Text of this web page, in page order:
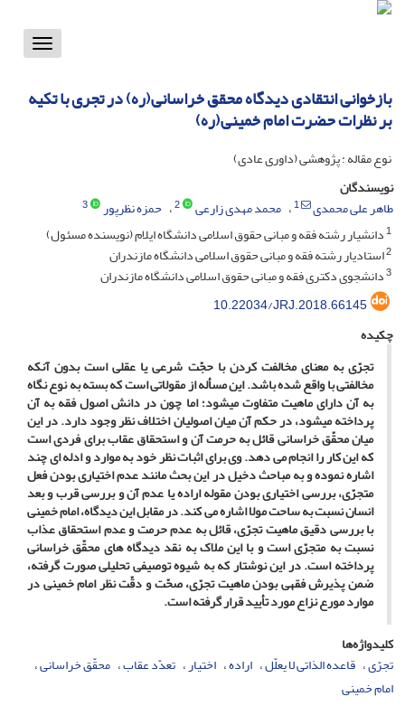
Toggle
بازخوانی انتقادی دیدگاه محقق خراسانی(ره) در تجری با تکیه
بر نظرات حضرت امام خمینی(ره)
نوع مقاله : پژوهشی (داوری عادی)
نویسندگان
طاهر علی محمدی
1 محمد مهدی زارعی 2 حمزه نظرپور
3
1دانشیار رشته فقه و مبانی حقوق اسلامی دانشگاه ایلام (نویسنده مسئول)
2استادیار رشته فقه و مبانی حقوق اسلامی دانشگاه مازندران
3دانشجوی دکتری فقه و مبانی حقوق اسلامی دانشگاه مازندران
10.22034/JRJ.2018.66145
چکیده
تجرّی به معنای مخالفت کردن با حجّت شرعی یا عقلی است بدون آنکه
مخالفتی با واقع شده باشد. این مسأله از مقولاتی است که بسته به نوع نگاه
به آن دارای ماهیت متفاوت می­شود؛ اما چون در دانش اصول فقه به آن
پرداخته می­شود، در حکم آن میان اصولیان اختلاف نظر وجود دارد. در این
میان محقّق خراسانی قائل به حرمت آن و استحقاق عقاب برای فردی است
که این کار را انجام می ­دهد. وی برای اثبات نظر خود به موارد و ادله ­ای چند
اشاره نموده و به مباحث دخیل در این بحث مانند عدم اختیاری بودن فعل
متجرّی، بررسی اختیاری بودن مقوله اراده یا عدم آن و بررسی قرب و بعد
انسان نسبت به ساحت مولا اشاره می ­کند. در مقابل این دیدگاه، امام خمینی
با بررسی دقیق ماهیت تجرّی، قائل به عدم حرمت و عدم استحقاق عذاب
نسبت به متجرّی است و با این ملاک به نقد دیدگاه ­های محقّق خراسانی
پرداخته است. در این نوشتار که به شیوه توصیفی تحلیلی صورت گرفته،
ضمن پذیرش فقهی بودن ماهیت تجرّی، صحّت و دقّت نظر امام خمینی در
موارد مورع نزاع مورد تأیید قرار گرفته است.
کلیدواژه‌ها
تجرّی قاعده الذاتی لا یعلّل اراده اختیار تعدّد عقاب محقّق خراسانی
امام خمینی